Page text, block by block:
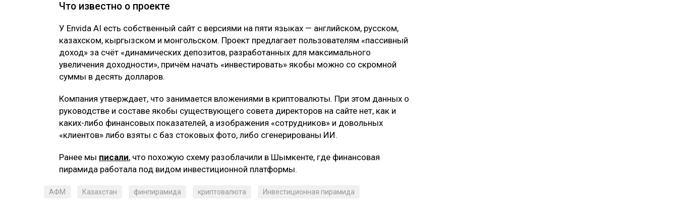
Что известно о проекте
У Envida AI есть собственный сайт с версиями на пяти языках — английском, русском,
казахском, кыргызском и монгольском. Проект предлагает пользователям «пассивный
доход» за счёт «динамических депозитов, разработанных для максимального
увеличения доходности», причём начать «инвестировать» якобы можно со скромной
суммы в десять долларов.
Компания утверждает, что занимается вложениями в криптовалюты. При этом данных о
руководстве и составе якобы существующего совета директоров на сайте нет, как и
каких-либо финансовых показателей, а изображения «сотрудников» и довольных
«клиентов» либо взяты с баз стоковых фото, либо сгенерированы ИИ.
Ранее мы писали, что похожую схему разоблачили в Шымкенте, где финансовая
пирамида работала под видом инвестиционной платформы.
АФМ Казахстан финпирамида криптовалюта Инвестиционная пирамида